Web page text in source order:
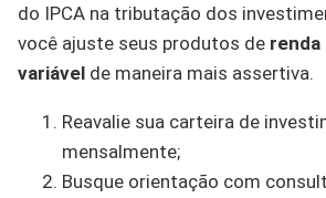
do IPCA na tributação dos
você ajuste seus produtos de renda
variável de maneira mais assertiva.
Reavalie sua carteira de
mensalmente;
Busque orientação com